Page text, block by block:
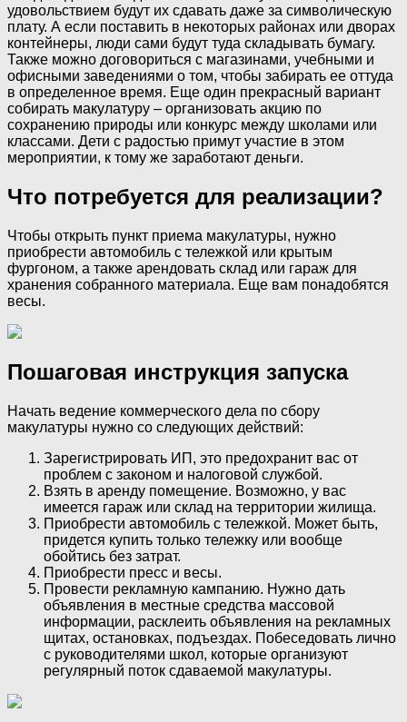
удовольствием будут их сдавать даже за символическую
плату. А если поставить в некоторых районах или дворах
контейнеры, люди сами будут туда складывать бумагу.
Также можно договориться с магазинами, учебными и
офисными заведениями о том, чтобы забирать ее оттуда
в определенное время. Еще один прекрасный вариант
собирать макулатуру – организовать акцию по
сохранению природы или конкурс между школами или
классами. Дети с радостью примут участие в этом
мероприятии, к тому же заработают деньги.
Что потребуется для реализации?
Чтобы открыть пункт приема макулатуры, нужно
приобрести автомобиль с тележкой или крытым
фургоном, а также арендовать склад или гараж для
хранения собранного материала. Еще вам понадобятся
весы.
Пошаговая инструкция запуска
Начать ведение коммерческого дела по сбору
макулатуры нужно со следующих действий:
Зарегистрировать ИП, это предохранит вас от
проблем с законом и налоговой службой.
Взять в аренду помещение. Возможно, у вас
имеется гараж или склад на территории жилища.
Приобрести автомобиль с тележкой. Может быть,
придется купить только тележку или вообще
обойтись без затрат.
Приобрести пресс и весы.
Провести рекламную кампанию. Нужно дать
объявления в местные средства массовой
информации, расклеить объявления на рекламных
щитах, остановках, подъездах. Побеседовать лично
с руководителями школ, которые организуют
регулярный поток сдаваемой макулатуры.